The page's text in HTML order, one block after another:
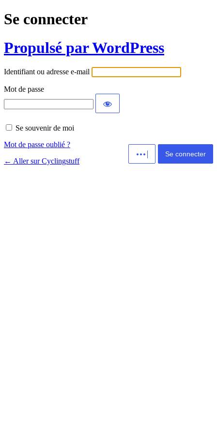
Se connecter
Propulsé par WordPress
Identifiant ou adresse e-mail
Mot de passe
Se souvenir de moi
Alternative:
Mot de passe oublié ?
← Aller sur Cyclingstuff